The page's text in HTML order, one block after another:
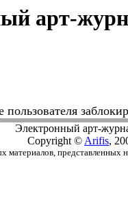
арт-
Электронный арт-
Copyright © Arifis,
материалов, представленных